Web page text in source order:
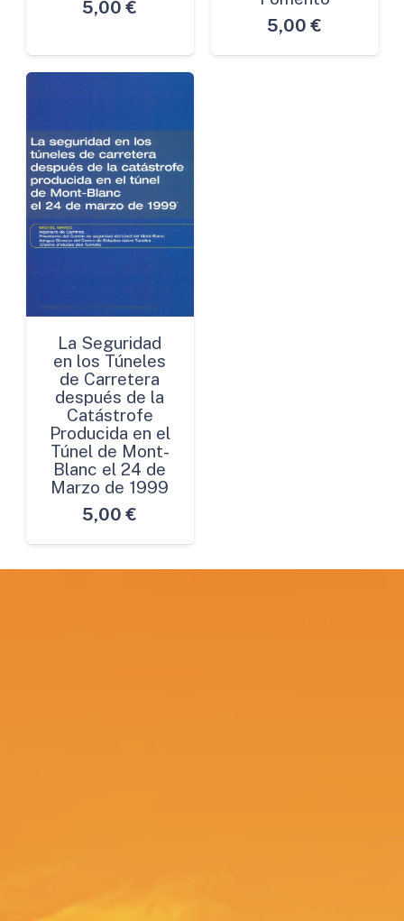
5,00 €
5,00 €
La Seguridad
en los Túneles
de Carretera
después de la
Catástrofe
Producida en el
Túnel de Mont-
Blanc el 24 de
Marzo de 1999
5,00 €